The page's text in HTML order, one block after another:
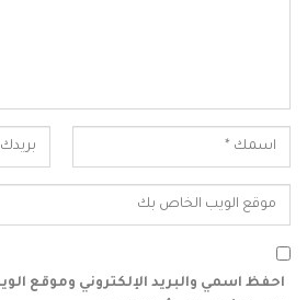
احفظ اسمي والبريد الإلكتروني وموقع